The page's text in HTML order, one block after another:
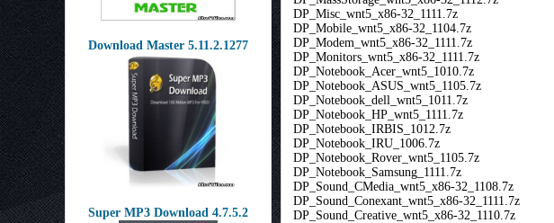
Download Master 5.11.2.1277
Super MP3 Download 4.7.5.2
DP_Misc_wnt5_x86-32_1111.7z
DP_Mobile_wnt5_x86-32_1104.7z
DP_Modem_wnt5_x86-32_1111.7z
DP_Monitors_wnt5_x86-32_1111.7z
DP_Notebook_Acer_wnt5_1010.7z
DP_Notebook_ASUS_wnt5_1105.7z
DP_Notebook_dell_wnt5_1011.7z
DP_Notebook_HP_wnt5_1111.7z
DP_Notebook_IRBIS_1012.7z
DP_Notebook_IRU_1006.7z
DP_Notebook_Rover_wnt5_1105.7z
DP_Notebook_Samsung_1111.7z
DP_Sound_CMedia_wnt5_x86-32_1108.7z
DP_Sound_Conexant_wnt5_x86-32_1111.7z
DP_Sound_Creative_wnt5_x86-32_1110.7z